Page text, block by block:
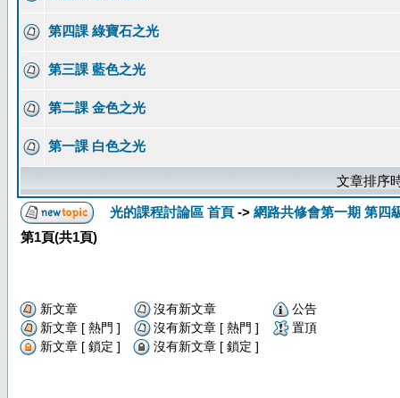
第四課 綠寶石之光
第三課 藍色之光
第二課 金色之光
第一課 白色之光
文章排序
光的課程討論區 首頁 -> 網路共修會第一期 第四
第1頁(共1頁)
新文章 沒有新文章
公告
新文章 [ 熱門 ]
沒有新文章 [ 熱門 ]
置頂
新文章 [ 鎖定 ]
沒有新文章 [ 鎖定 ]